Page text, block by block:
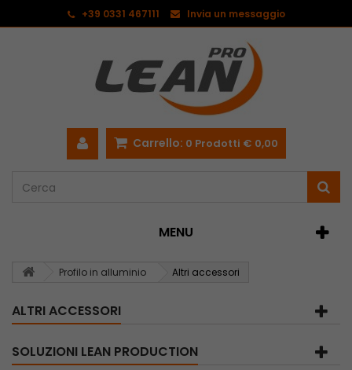
+39 0331 467111 Invia un messaggio
Carrello: 0 Prodotti € 0,00
MENU
Profilo in alluminio Altri accessori
ALTRI ACCESSORI
SOLUZIONI LEAN PRODUCTION